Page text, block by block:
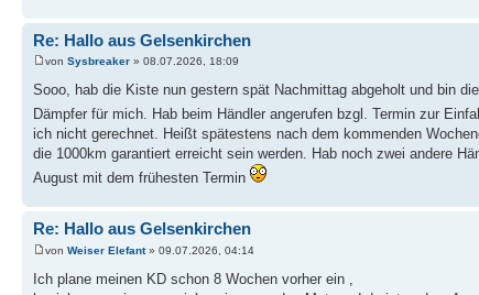
Re: Hallo aus Gelsenkirchen
von Sysbreaker » 08.07.2026, 18:09
Sooo, hab die Kiste nun gestern spät Nachmittag abgeholt und bin
Dämpfer für mich. Hab beim Händler angerufen bzgl. Termin zur
ich nicht gerechnet. Heißt spätestens nach dem kommenden
die 1000km garantiert erreicht sein werden. Hab noch zwei andere
August mit dem frühesten Termin
Re: Hallo aus Gelsenkirchen
von Weiser Elefant» 09.07.2026, 04:14
Ich plane meinen KD schon 8 Wochen vorher ein ,